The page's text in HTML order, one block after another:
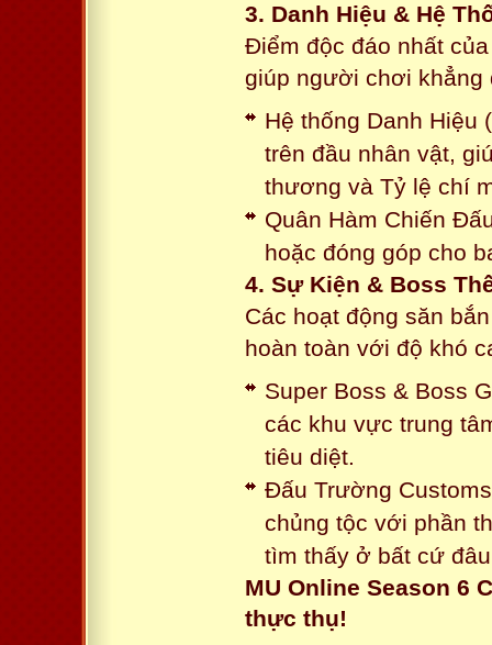
3. Danh Hiệu & Hệ
Điểm độc đáo nhất
giúp người chơi khẳng
Hệ thống Danh Hiệu
trên đầu nhân vật,
thương và Tỷ lệ chí
Quân Hàm Chiến
hoặc đóng góp cho
4. Sự Kiện & Boss
Các hoạt động săn
hoàn toàn với độ khó
Super Boss & Boss
các khu vực trung
tiêu diệt.
Đấu Trường
chủng tộc với phần
tìm thấy ở bất cứ
MU Online Season 6
thực thụ!